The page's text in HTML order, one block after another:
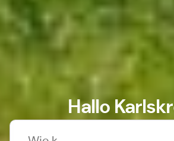
Hallo